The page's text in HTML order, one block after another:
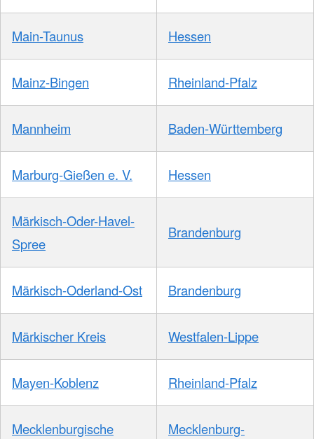
Main-Taunus Hessen
Mainz-Bingen Rheinland-Pfalz
Mannheim Baden-Württemberg
Marburg-Gießen e. V. Hessen
Märkisch-Oder-Havel-
Spree
Brandenburg
Märkisch-Oderland-Ost Brandenburg
Märkischer Kreis Westfalen-Lippe
Mayen-Koblenz Rheinland-Pfalz
Mecklenburgische
Mecklenburg-